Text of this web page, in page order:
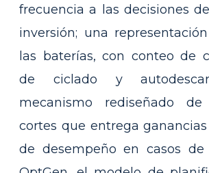
frecuencia a las decisiones
inversión; una
las baterías, con conteo de
de ciclado y
mecanismo rediseñado
cortes que entrega
de desempeño en casos de